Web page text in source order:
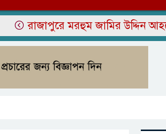
রাজাপুরে মরহুম জামির উদ্দিন আহমেদ’র